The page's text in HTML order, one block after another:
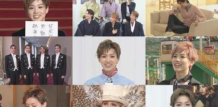
グッズ
店舗情報
カスタマイズCD
タカラヅカ オフィシャルグッズ&サービス